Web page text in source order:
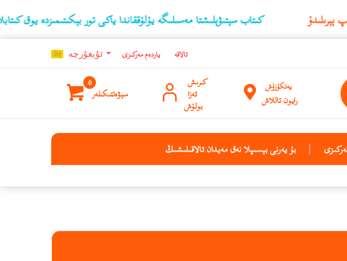
كىتاب سېتىۋېلىشتا مەسىلىگە يۇلۇققاندا ياكى تور بېكىتىمىزدە يوق كىتابلارنىڭ
ئۇيغۇرچه ياردەم مەركىزى ئالاقە
يەتكۈزۈش
رايون تاللاش
كىرىش
ئەزا
بولۇش
0
سېۋەتتىكىلەر
بۇ يەرنى بېسىپلا نەق مەيدان ئالاقىلىشىڭ